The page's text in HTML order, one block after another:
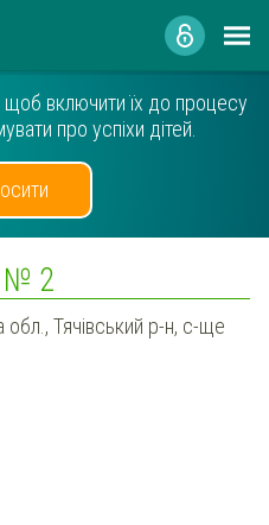
щоб включити їх до процесу
про успіхи дітей.
№ 2
обл., Тячівський р-н, с-ще